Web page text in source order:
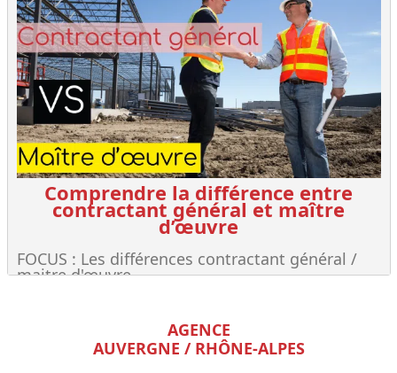
Comprendre la différence entre
contractant général et maître
d’œuvre
FOCUS : Les différences contractant général /
maitre d'œuvre
AGENCE
AUVERGNE / RHÔNE-ALPES